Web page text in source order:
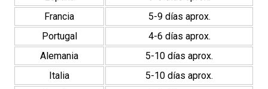
Francia
5-9 días aprox.
Portugal
4-6 días aprox.
Alemania
5-10 días aprox.
Italia
5-10 días aprox.